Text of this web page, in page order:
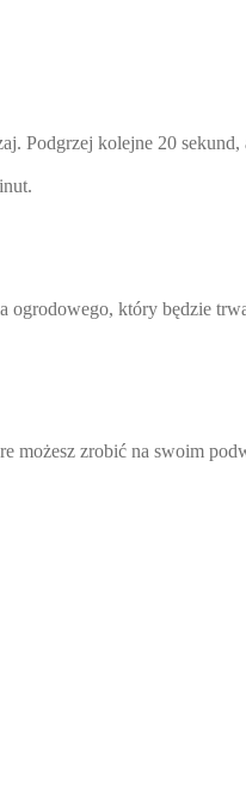
Podgrzej kolejne 20
ogrodowego, który będzie
możesz zrobić na swoim